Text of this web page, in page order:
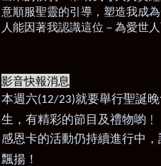
意順服聖靈的引導，塑造我成
人能因著我認識這位－為愛世
影音快報消息
本週六(12/23)就要舉行聖誕
生，有精彩的節目及禮物喲﹗
感恩卡的活動仍持續進行中
飄揚！